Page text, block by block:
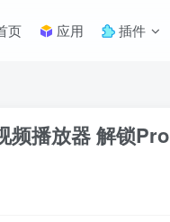
页 应用 插件
频播放器 解锁Pro